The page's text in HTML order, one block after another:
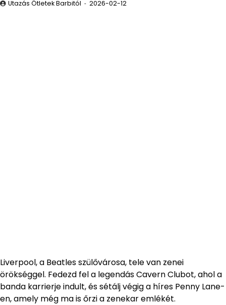
Utazás Ötletek Barbitól 2026-02-12
Liverpool, a Beatles szülővárosa, tele van zenei
örökséggel. Fedezd fel a legendás Cavern Clubot, ahol a
banda karrierje indult, és sétálj végig a híres Penny Lane-
en, amely még ma is őrzi a zenekar emlékét.